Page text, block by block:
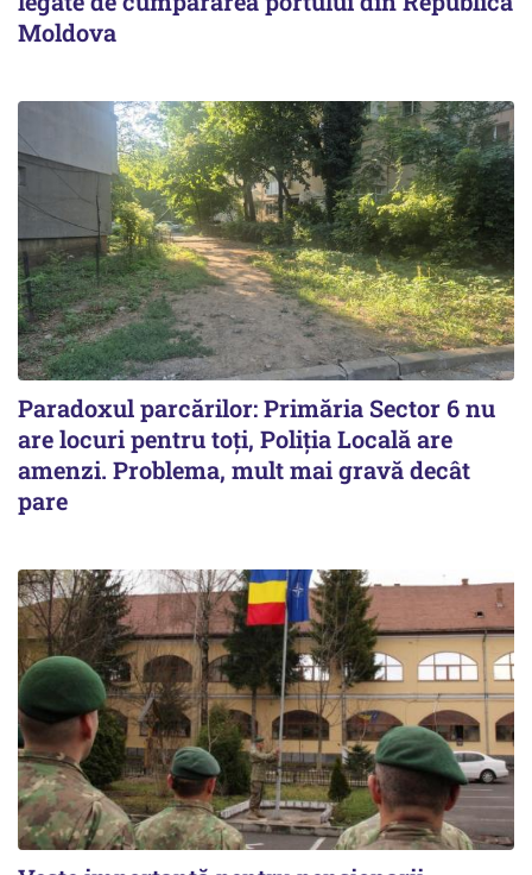
Moldova
Paradoxul parcărilor: Primăria Sector 6 nu
are locuri pentru toți, Poliția Locală are
amenzi. Problema, mult mai gravă decât
pare